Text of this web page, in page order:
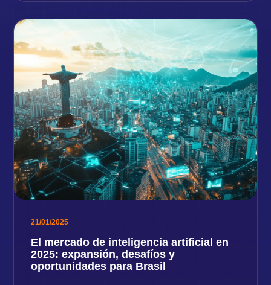
21/01/2025
El mercado de inteligencia artificial en
2025: expansión, desafíos y
oportunidades para Brasil